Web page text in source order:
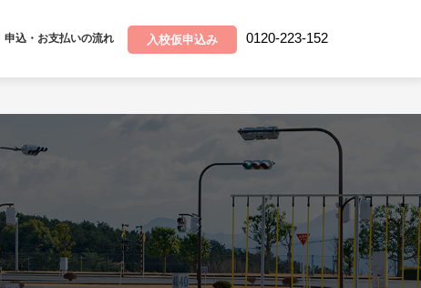
申込・お支払いの流れ 入校仮申込み 0120-223-152